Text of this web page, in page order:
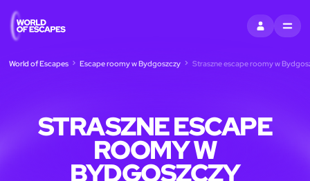
ZALOGUJ SIĘ
MENU
World of Escapes Escape roomy w Bydgoszczy Straszne escape roomy w
STRASZNE ESCAPE
ROOMY W
BYDGOSZCZY